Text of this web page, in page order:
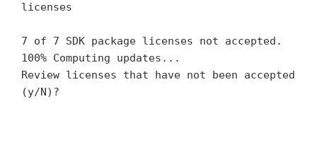
licenses
7 of 7 SDK package licenses not accepted.
100% Computing updates...
Review licenses that have not been accepted
(y/N)?